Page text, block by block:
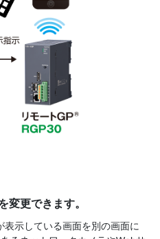
更できます。
表示している画面を別の画面に